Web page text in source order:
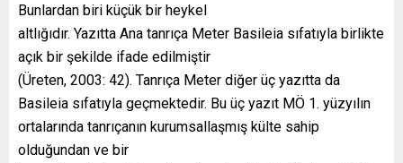
Bunlardan biri küçük bir heykel
altlığıdır. Yazıtta Ana tanrıça Meter Basileia sıfatıyla birlikte
açık bir şekilde ifade edilmiştir
(Üreten, 2003: 42). Tanrıça Meter diğer üç yazıtta da
Basileia sıfatıyla geçmektedir. Bu üç yazıt MÖ 1. yüzyılın
ortalarında tanrıçanın kurumsallaşmış külte sahip
olduğundan ve bir